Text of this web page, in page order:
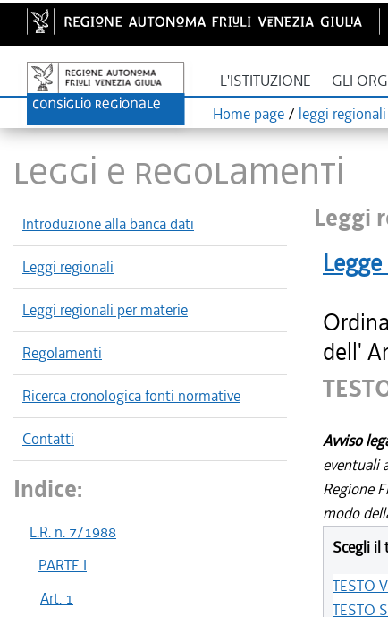
L'ISTITUZIONE GLI
Home page / leggi regionali
LEGGI E REGOLAMENTI
Introduzione alla banca dati
Leggi regionali
Leggi regionali per materie
Regolamenti
Ricerca cronologica fonti normative
Contatti
Indice:
L.R. n. 7/1988
PARTE I
Art. 1
Leggi
dell'
Avviso
eventuali
Regione
modo
Scegli il
TESTO
TESTO